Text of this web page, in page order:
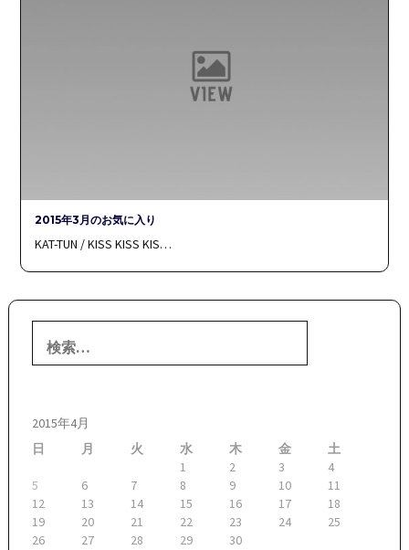
2015年3月のお気に入り
KAT-TUN / KISS KISS KIS…
索:
2015年4月
日
月 火 水 木 金
土
1
2 3
4
5
6 7 8 9 10
11
12
13 14 15 16 17
18
19
20 21 22 23 24
25
26
27 28 29 30